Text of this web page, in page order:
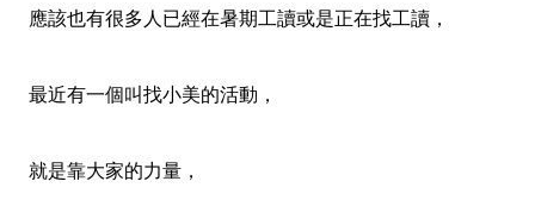
應該也有很多人已經在暑期工讀或是正在找工讀，
最近有一個叫找小美的活動，
就是靠大家的力量，